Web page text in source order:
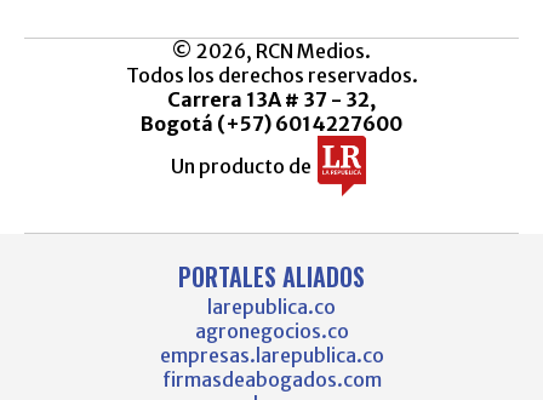
© 2026, RCN Medios.
Todos los derechos reservados.
Carrera 13A # 37 - 32,
Bogotá (+57) 6014227600
Un producto de
PORTALES ALIADOS
larepublica.co
agronegocios.co
empresas.larepublica.co
firmasdeabogados.com